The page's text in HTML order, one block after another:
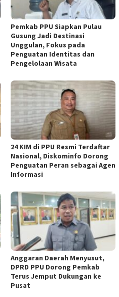
Pemkab PPU Siapkan Pulau
Gusung Jadi Destinasi
Unggulan, Fokus pada
Penguatan Identitas dan
Pengelolaan Wisata
24 KIM di PPU Resmi Terdaftar
Nasional, Diskominfo Dorong
Penguatan Peran sebagai Agen
Informasi
Anggaran Daerah Menyusut,
DPRD PPU Dorong Pemkab
Terus Jemput Dukungan ke
Pusat